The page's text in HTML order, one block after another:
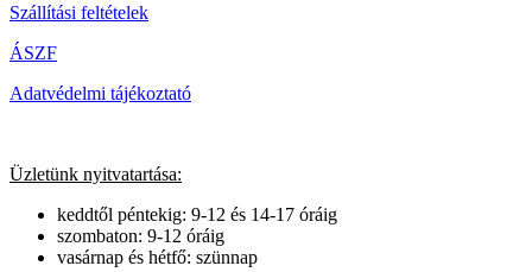
Szállítási feltételek
ÁSZF
Adatvédelmi tájékoztató
Üzletünk nyitvatartása:
keddtől péntekig: 9-12 és 14-17 óráig
szombaton: 9-12 óráig
vasárnap és hétfő: szünnap